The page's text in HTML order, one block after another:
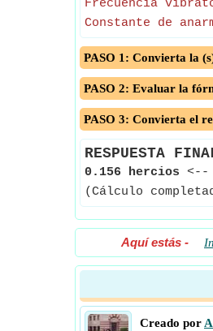
Frecuencia
Constante de
PASO 1: Convierta la
PASO 2: Evaluar la
PASO 3: Convierta el
RESPUESTA
0.156 hercios <--
(Cálculo
Aquí estás -
Creado por